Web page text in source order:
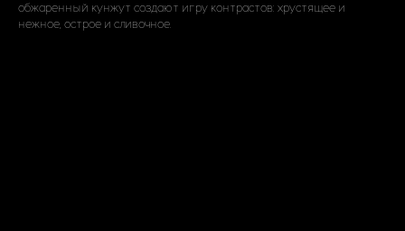
обжаренный кунжут создают игру контрастов: хрустящее и
нежное, острое и сливочное.